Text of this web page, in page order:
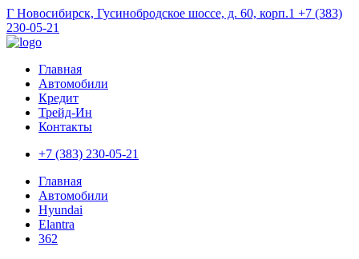
Г Новосибирск, Гусинобродское шоссе, д. 60, корп.1 +7 (383)
230-05-21
Главная
Автомобили
Кредит
Трейд-Ин
Контакты
+7 (383) 230-05-21
Главная
Автомобили
Hyundai
Elantra
362